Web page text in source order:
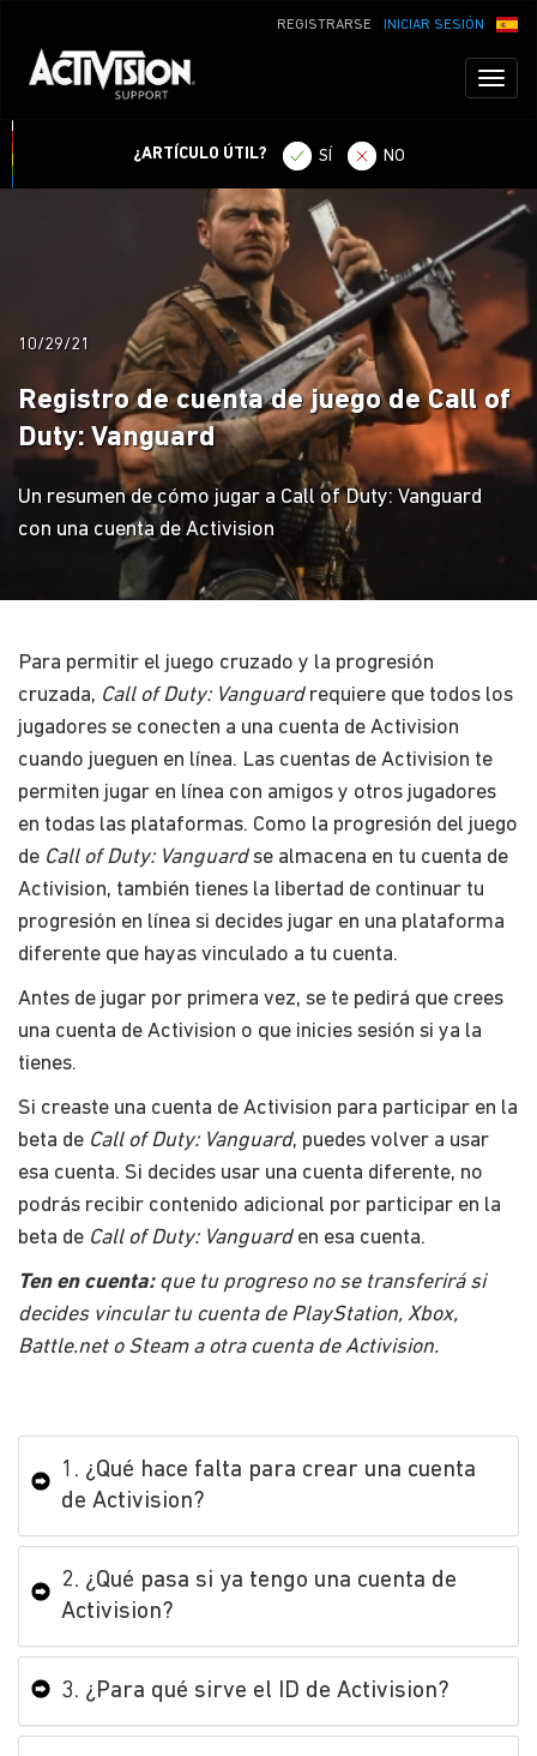
INICIAR SESIÓN
REGISTRARSE
¿ARTÍCULO ÚTIL? SÍ NO
10/29/21
Registro de cuenta de juego de Call of
Duty: Vanguard
Un resumen de cómo jugar a Call of Duty: Vanguard
con una cuenta de Activision
Para permitir el juego cruzado y la progresión
cruzada, Call of Duty: Vanguard​ requiere que todos los
jugadores se conecten a una cuenta de Activision
cuando jueguen en línea. Las cuentas de Activision te
permiten jugar en línea con amigos y otros jugadores
en todas las plataformas. Como la progresión del juego
de ​ Call of Duty: Vanguard​ se almacena en tu cuenta de
Activision, también tienes la libertad de continuar tu
progresión en línea si decides jugar en una plataforma
diferente que hayas vinculado a tu cuenta.
Antes de jugar por primera vez, se te pedirá que crees
una cuenta de Activision o que inicies sesión si ya la
tienes.
Si creaste una cuenta de Activision para participar en la
beta de Call of Duty: Vanguard​​, puedes volver a usar
esa cuenta. Si decides usar una cuenta diferente, no
podrás recibir contenido adicional por participar en la
beta de ​ Call of Duty: Vanguard​ en esa cuenta.
​Ten en cuenta​:que tu progreso no se transferirá si
decides vincular tu cuenta de PlayStation, Xbox,
Battle.net o Steam a otra cuenta de Activision.
1. ¿Qué hace falta para crear una cuenta
de Activision?
2. ¿Qué pasa si ya tengo una cuenta de
Activision?
3. ¿Para qué sirve el ID de Activision?